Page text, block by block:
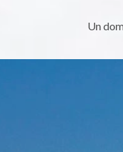
Un